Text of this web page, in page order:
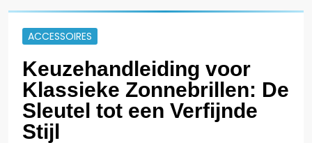
ACCESSOIRES
Keuzehandleiding voor
Klassieke Zonnebrillen: De
Sleutel tot een Verfijnde
Stijl